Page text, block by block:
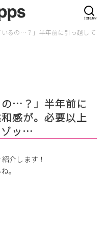
いるの…？」半年前に引っ越して
の…？」半年前に
感が。必要以上
ゾッ…
介します！
。